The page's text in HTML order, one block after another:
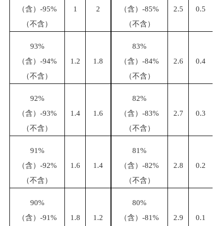
（含） -95%
（不含）
1 2
（含） -85%
（不含）
2.5 0.5
93%
（含） -94%
（不含）
1.2 1.8
83%
（含） -84%
（不含）
2.6 0.4
92%
（含） -93%
（不含）
1.4 1.6
82%
（含） -83%
（不含）
2.7 0.3
91%
（含） -92%
（不含）
1.6 1.4
81%
（含） -82%
（不含）
2.8 0.2
90%
（含） -91% 1.8 1.2
80%
（含） -81% 2.9 0.1